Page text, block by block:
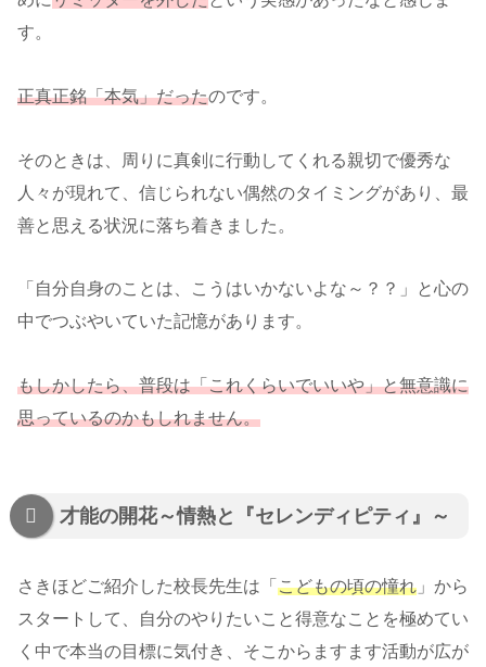
す。
正真正銘「本気」だったのです。
そのときは、周りに真剣に行動してくれる親切で優秀な
人々が現れて、信じられない偶然のタイミングがあり、最
善と思える状況に落ち着きました。
「自分自身のことは、こうはいかないよな～？？」と心の
中でつぶやいていた記憶があります。
もしかしたら、普段は「これくらいでいいや」と無意識に
思っているのかもしれません。
才能の開花～情熱と『セレンディピティ』～
さきほどご紹介した校長先生は「 こどもの頃の憧れ 」から
スタートして、自分のやりたいこと得意なことを極めてい
く中で本当の目標に気付き、そこからますます活動が広が